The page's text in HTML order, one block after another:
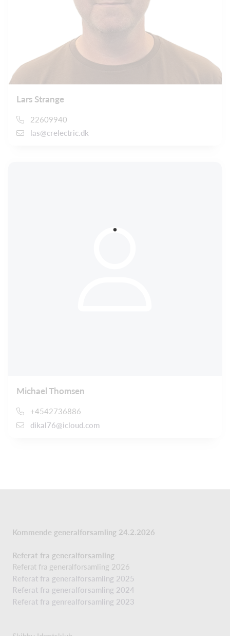
Lars Strange
22609940
las@crelectric.dk
Michael Thomsen
+4542736886
dikal76@icloud.com
Kommende generalforsamling 24.2.2026
Referat fra generalforsamling
Referat fra generalforsamling 2026
Referat fra generalforsamling 2025
Referat fra generalforsamling 2024
Referat fra genrealforsamling 2023